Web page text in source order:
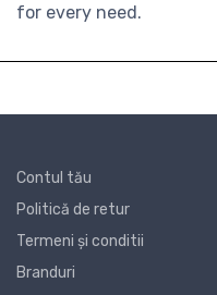
for every need.
Contul tău
Politică de retur
Termeni și conditii
Branduri